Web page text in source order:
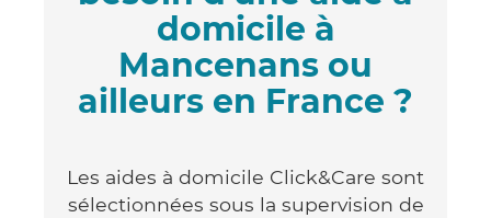
domicile à
Mancenans ou
ailleurs en France ?
Les aides à domicile Click&Care sont
sélectionnées sous la supervision de